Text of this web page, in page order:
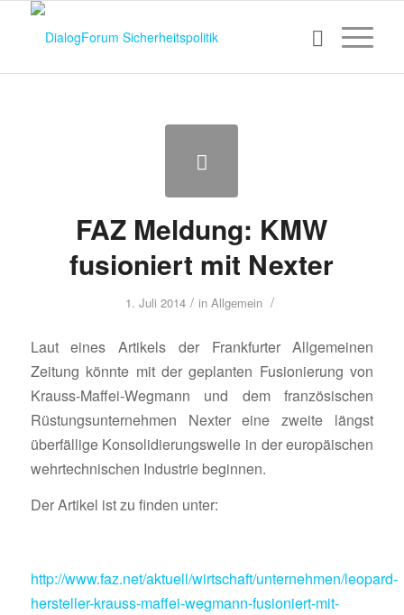
FAZ Meldung: KMW
fusioniert mit Nexter
1. Juli 2014 / in Allgemein /
Laut eines Artikels der Frankfurter Allgemeinen
Zeitung könnte mit der geplanten Fusionierung von
Krauss-Maffei-Wegmann und dem französischen
Rüstungsunternehmen Nexter eine zweite längst
überfällige Konsolidierungswelle in der europäischen
wehrtechnischen Industrie beginnen.
Der Artikel ist zu finden unter:
http://www.faz.net/aktuell/wirtschaft/unternehmen/leopard-
hersteller-krauss-maffei-wegmann-fusioniert-mit-